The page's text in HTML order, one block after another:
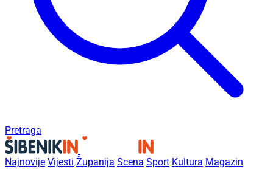
Pretraga
Najnovije Vijesti Županija Scena Sport Kultura Magazin